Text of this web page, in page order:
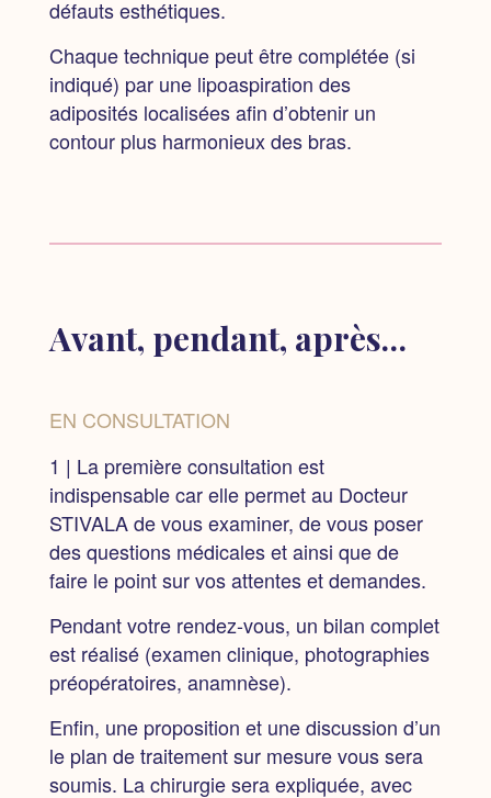
défauts esthétiques.
Chaque technique peut être complétée (si
indiqué) par une lipoaspiration des
adiposités localisées afin d’obtenir un
contour plus harmonieux des bras.
Avant, pendant, après…
EN CONSULTATION
1 | La première consultation est
indispensablecar elle permet au Docteur
STIVALA de vous examiner, de vous poser
des questions médicales et ainsi que de
faire le point sur vos attentes et demandes.
Pendant votre rendez-vous, un bilan complet
est réalisé(examen clinique, photographies
préopératoires, anamnèse).
Enfin, une proposition et une discussion d’un
le plan de traitement sur mesure vous sera
soumis. La chirurgie sera expliquée, avec